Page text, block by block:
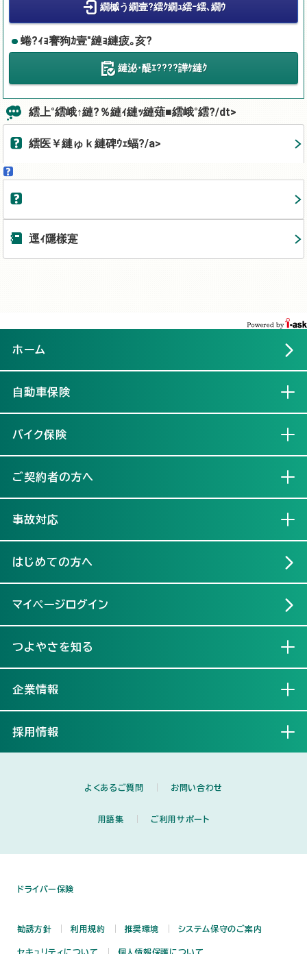
繝槭う繝壹?繧ｸ繝ｭ繧ｰ繧､繝ｳ
蜷?ｨｮ謇狗ｶ壹″縺ｮ縺疲｡亥?
縺泌･醍ｴ????譁ｹ縺ｸ
繧上°繧峨↑縺?％縺ｨ縺ｯ縺薙■繧峨°繧?/dt>
繧医￥縺ゅｋ縺碑ｳｪ蝠?/a>
逕ｨ隱樣寔
ホーム
自動車保険
バイク保険
ご契約者の方へ
事故対応
はじめての方へ
マイページログイン
つよやさを知る
企業情報
採用情報
よくあるご質問 お問い合わせ
用語集 ご利用サポート
ドライバー保険
勧誘方針 利用規約 推奨環境 システム保守のご案内
セキュリティについて 個人情報保護について